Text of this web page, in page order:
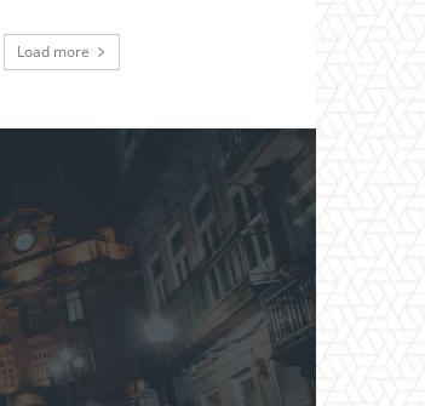
Load more